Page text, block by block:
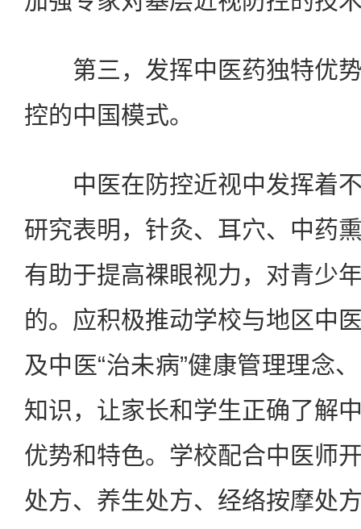
第三，发挥中医药独特优势
控的中国模式。
中医在防控近视中发挥着不
研究表明，针灸、耳穴、中药
有助于提高裸眼视力，对青少
的。应积极推动学校与地区中
及中医“治未病”健康管理理念
知识，让家长和学生正确了解
优势和特色。学校配合中医师
处方、养生处方、经络按摩处